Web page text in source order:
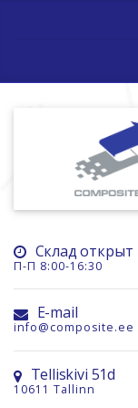
Склад открыт
П-П 8:00-16:30
E-mail
info@composite.ee
Telliskivi 51d
10611 Tallinn